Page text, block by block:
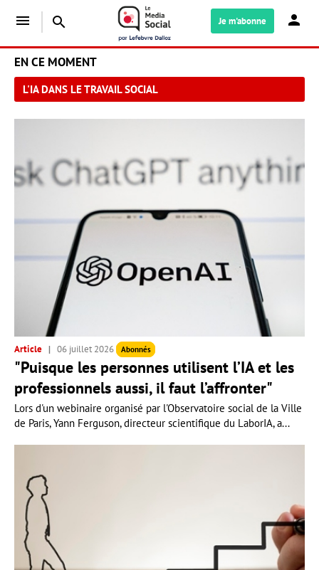
menu search Je m'abonne
EN CE MOMENT
L'IA DANS LE TRAVAIL SOCIAL
Article 06 juillet 2026 Abonnés
"Puisque les personnes utilisent l’IA et les
professionnels aussi, il faut l’affronter"
Lors d'un webinaire organisé par l'Observatoire social de la Ville
de Paris, Yann Ferguson, directeur scientifique du LaborIA, a...